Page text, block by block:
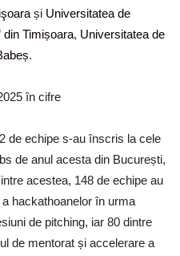
și Universitatea de
din Timișoara, Universitatea de
.
în cifre
de echipe s-au înscris la cele
de anul acesta din București,
acestea, 148 de echipe au
hackathoanelor în urma
de pitching, iar 80 dintre
de mentorat și accelerare a